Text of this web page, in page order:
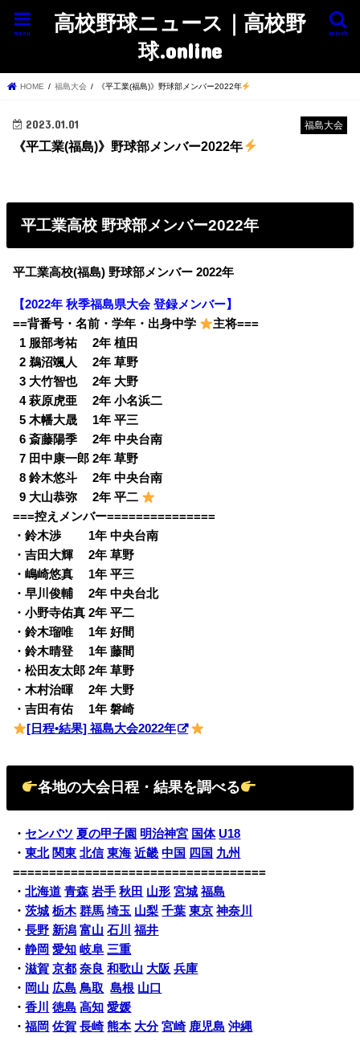
高校野球ニュース｜高校野
球.online
search
menu
HOME 福島大会 《平工業(福島)》野球部メンバー2022年
福島大会
2023.01.01
《平工業(福島)》野球部メンバー2022年
平工業高校 野球部メンバー2022年
平工業高校(福島) 野球部メンバー 2022年
【2022年 秋季福島県大会 登録メンバー】
==背番号・名前・学年・出身中学
主将===
1 服部考祐 2年 植田
02 鵜沼颯人 2年 草野
03 大竹智也 2年 大野
04 萩原虎亜 2年 小名浜二
05 木幡大晟 1年 平三
06 斎藤陽季 2年 中央台南
07 田中康一郎 2年 草野
08 鈴木悠斗 2年 中央台南
09 大山恭弥 2年 平二
===控えメンバー===============
・鈴木渉 1年 中央台南
・吉田大輝 2年 草野
・嶋崎悠真 1年 平三
・早川俊輔 2年 中央台北
・小野寺佑真 2年 平二
・鈴木瑠唯 1年 好間
・鈴木晴登 1年 藤間
・松田友太郎 2年 草野
・木村治暉 2年 大野
・吉田有佑 1年 磐崎
[日程•結果] 福島大会2022年
各地の大会日程・結果を調べる
・ センバツ 夏の甲子園 明治神宮 国体 U18
・東北 関東 北信 東海 近畿 中国 四国 九州
===================================
・北海道 青森 岩手 秋田 山形 宮城 福島
・茨城 栃木 群馬 埼玉 山梨 千葉 東京 神奈川
・長野 新潟 富山 石川
福井
・静岡 愛知 岐阜 三重
・滋賀 京都 奈良 和歌山 大阪 兵庫
・ 岡山 広島 鳥取 島根 山口
・香川 徳島 高知 愛媛
・福岡 佐賀 長崎 熊本 大分 宮崎 鹿児島 沖縄